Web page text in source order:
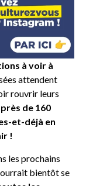
à voir à
attendent
rouvrir leurs
près de 160
et-déjà en
!
les prochains
bientôt se